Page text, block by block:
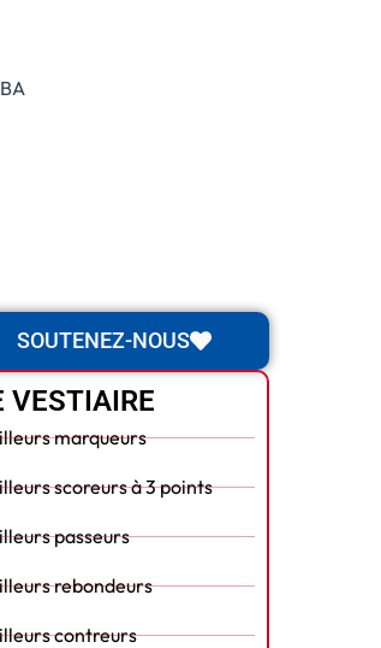
SOUTENEZ-NOUS
VESTIAIRE
marqueurs
scoreurs à 3 points
passeurs
rebondeurs
contreurs